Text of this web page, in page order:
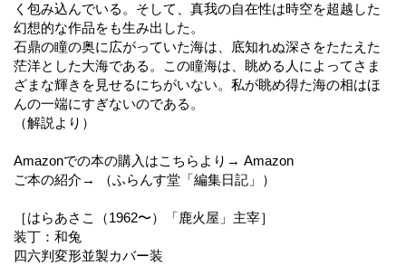
く包み込んでいる。そして、真我の自在性は時空を超越した
幻想的な作品をも生み出した。
石鼎の瞳の奥に広がっていた海は、底知れぬ深さをたたえた
茫洋とした大海である。この瞳海は、眺める人によってさま
ざまな輝きを見せるにちがいない。私が眺め得た海の相はほ
んの一端にすぎないのである。
（解説より）
Amazonでの本の購入はこちらより→ Amazon
ご本の紹介→ （ふらんす堂「編集日記」）
［はらあさこ（1962〜）「鹿火屋」主宰］
装丁：和兔
四六判変形並製カバー装